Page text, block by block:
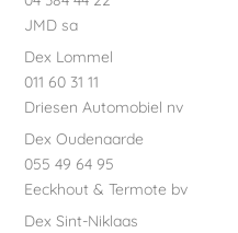
JMD sa
Dex Lommel
011 60 31 11
Driesen Automobiel nv
Dex Oudenaarde
055 49 64 95
Eeckhout & Termote bv
Dex Sint-Niklaas